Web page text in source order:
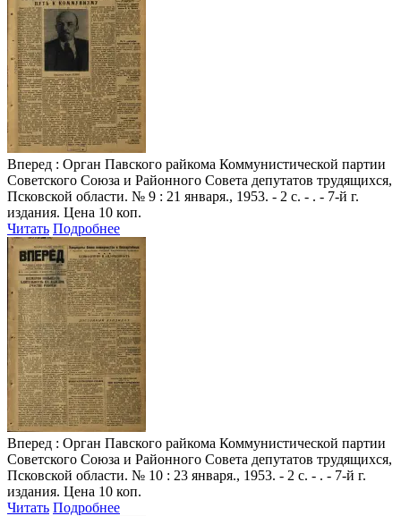
Вперед : Орган Павского райкома Коммунистической партии
Советского Союза и Районного Совета депутатов трудящихся,
Псковской области. № 9 : 21 января., 1953. - 2 с. - . - 7-й г.
издания. Цена 10 коп.
Читать Подробнее
Вперед : Орган Павского райкома Коммунистической партии
Советского Союза и Районного Совета депутатов трудящихся,
Псковской области. № 10 : 23 января., 1953. - 2 с. - . - 7-й г.
издания. Цена 10 коп.
Читать Подробнее